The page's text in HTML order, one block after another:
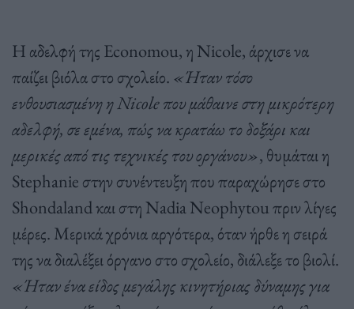
Η αδελφή της Economou, η Nicole, άρχισε να
παίζει βιόλα στο σχολείο. «Ήταν τόσο
ενθουσιασμένη η Nicole που μάθαινε στη μικρότερη
αδελφή, σε εμένα, πώς να κρατάω το δοξάρι και
μερικές από τις τεχνικές του οργάνου», θυμάται η
Stephanie στην συνέντευξη που παραχώρησε στο
Shondaland και στη Nadia Neophytou πριν λίγες
μέρες. Μερικά χρόνια αργότερα, όταν ήρθε η σειρά
της να διαλέξει όργανο στο σχολείο, διάλεξε το βιολί.
«Ήταν ένα είδος μεγάλης κινητήριας δύναμης για